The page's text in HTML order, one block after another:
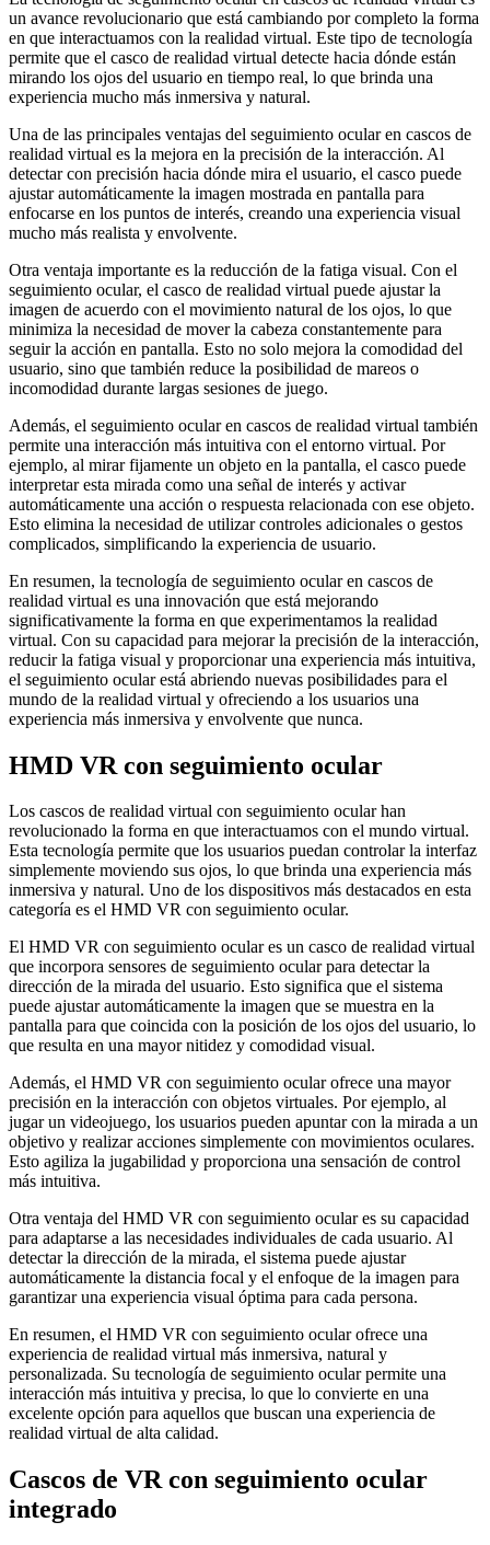
un avance revolucionario que está cambiando por completo la forma
en que interactuamos con la realidad virtual. Este tipo de tecnología
permite que el casco de realidad virtual detecte hacia dónde están
mirando los ojos del usuario en tiempo real, lo que brinda una
experiencia mucho más inmersiva y natural.
Una de las principales ventajas del seguimiento ocular en cascos de
realidad virtual es la mejora en la precisión de la interacción. Al
detectar con precisión hacia dónde mira el usuario, el casco puede
ajustar automáticamente la imagen mostrada en pantalla para
enfocarse en los puntos de interés, creando una experiencia visual
mucho más realista y envolvente.
Otra ventaja importante es la reducción de la fatiga visual. Con el
seguimiento ocular, el casco de realidad virtual puede ajustar la
imagen de acuerdo con el movimiento natural de los ojos, lo que
minimiza la necesidad de mover la cabeza constantemente para
seguir la acción en pantalla. Esto no solo mejora la comodidad del
usuario, sino que también reduce la posibilidad de mareos o
incomodidad durante largas sesiones de juego.
Además, el seguimiento ocular en cascos de realidad virtual también
permite una interacción más intuitiva con el entorno virtual. Por
ejemplo, al mirar fijamente un objeto en la pantalla, el casco puede
interpretar esta mirada como una señal de interés y activar
automáticamente una acción o respuesta relacionada con ese objeto.
Esto elimina la necesidad de utilizar controles adicionales o gestos
complicados, simplificando la experiencia de usuario.
En resumen, la tecnología de seguimiento ocular en cascos de
realidad virtual es una innovación que está mejorando
significativamente la forma en que experimentamos la realidad
virtual. Con su capacidad para mejorar la precisión de la interacción,
reducir la fatiga visual y proporcionar una experiencia más intuitiva,
el seguimiento ocular está abriendo nuevas posibilidades para el
mundo de la realidad virtual y ofreciendo a los usuarios una
experiencia más inmersiva y envolvente que nunca.
HMD VR con seguimiento ocular
Los cascos de realidad virtual con seguimiento ocular han
revolucionado la forma en que interactuamos con el mundo virtual.
Esta tecnología permite que los usuarios puedan controlar la interfaz
simplemente moviendo sus ojos, lo que brinda una experiencia más
inmersiva y natural. Uno de los dispositivos más destacados en esta
categoría es el HMD VR con seguimiento ocular.
El HMD VR con seguimiento ocular es un casco de realidad virtual
que incorpora sensores de seguimiento ocular para detectar la
dirección de la mirada del usuario. Esto significa que el sistema
puede ajustar automáticamente la imagen que se muestra en la
pantalla para que coincida con la posición de los ojos del usuario, lo
que resulta en una mayor nitidez y comodidad visual.
Además, el HMD VR con seguimiento ocular ofrece una mayor
precisión en la interacción con objetos virtuales. Por ejemplo, al
jugar un videojuego, los usuarios pueden apuntar con la mirada a un
objetivo y realizar acciones simplemente con movimientos oculares.
Esto agiliza la jugabilidad y proporciona una sensación de control
más intuitiva.
Otra ventaja del HMD VR con seguimiento ocular es su capacidad
para adaptarse a las necesidades individuales de cada usuario. Al
detectar la dirección de la mirada, el sistema puede ajustar
automáticamente la distancia focal y el enfoque de la imagen para
garantizar una experiencia visual óptima para cada persona.
En resumen, el HMD VR con seguimiento ocular ofrece una
experiencia de realidad virtual más inmersiva, natural y
personalizada. Su tecnología de seguimiento ocular permite una
interacción más intuitiva y precisa, lo que lo convierte en una
excelente opción para aquellos que buscan una experiencia de
realidad virtual de alta calidad.
Cascos de VR con seguimiento ocular
integrado